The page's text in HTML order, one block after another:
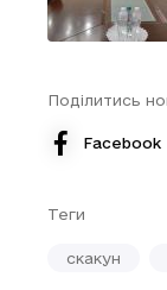
Поділитись
Facebook
Теги
скакун